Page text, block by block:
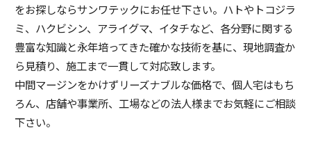
をお探しならサンワテックにお任せ下さい。ハトやトコジラ
ミ、ハクビシン、アライグマ、イタチなど、各分野に関する
豊富な知識と永年培ってきた確かな技術を基に、現地調査か
ら見積り、施工まで一貫して対応致します。
中間マージンをかけずリーズナブルな価格で、個人宅はもち
ろん、店舗や事業所、工場などの法人様までお気軽にご相談
下さい。